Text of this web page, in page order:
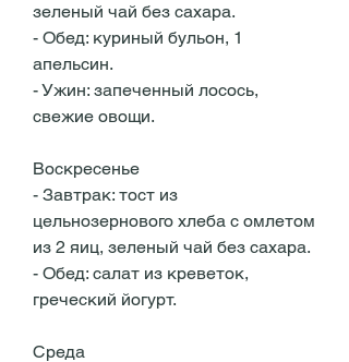
зеленый чай без сахара.
- Обед: куриный бульон, 1
апельсин.
- Ужин: запеченный лосось,
свежие овощи.
Воскресенье
- Завтрак: тост из
цельнозернового хлеба с омлетом
из 2 яиц, зеленый чай без сахара.
- Обед: салат из креветок,
греческий йогурт.
Среда